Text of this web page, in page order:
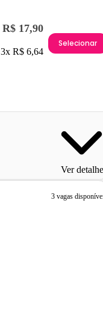
R$ 17,90
3x R$ 6,64
Selecionar
Ver
3 vagas